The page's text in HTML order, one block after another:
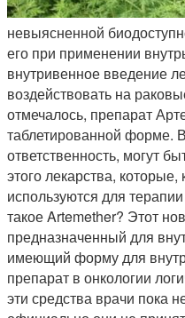
невыясненной
его при применении
внутривенное введение
воздействовать на
отмечалось, препарат
таблетированной форме.
ответственность, могут
этого лекарства,
используются для
такое Artemether? Этот
предназначенный для
имеющий форму для
препарат в онкологии
эти средства врачи пока